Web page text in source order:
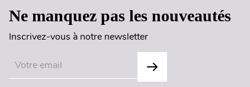
Ne manquez pas les nouveautés
Inscrivez-vous à notre newsletter